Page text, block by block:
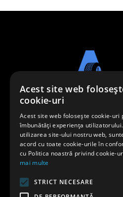
0739 849 970
CUI: RO 24704208
Acest site web
cookie-uri
Acest site web folosește cookie-uri
îmbunătăți experiența
utilizarea site-ului nostru web,
acord cu toate cookie-urile în
cu Politica noastră privind cookie-
mai multe
STRICT NECESARE